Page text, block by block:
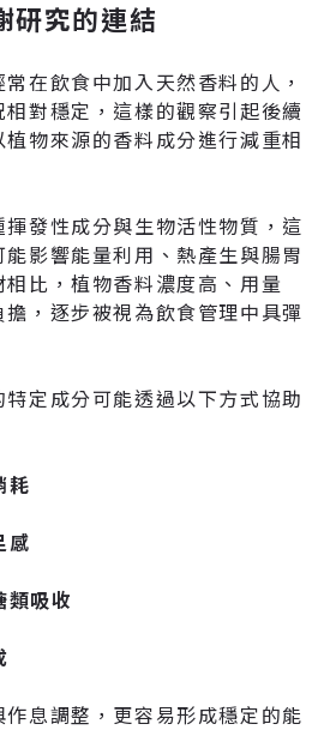
研究的連結
在飲食中加入天然香料的人，
對穩定 ，這樣的觀察引起後續
物來源的香料成分進行減重相
發性成分與生物活性物質，這
影響能量利用、熱產生與腸胃
比，植物香料濃度高、用量
，逐步被視為飲食管理中具彈
定成分可能透過以下方式協助
耗
感
類吸收
息調整，更容易形成穩定的能